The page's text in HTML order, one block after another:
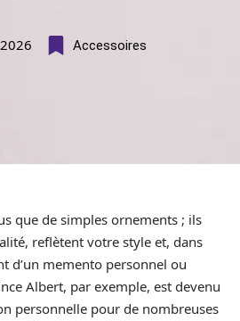
Accessoires
que de simples ornements ; ils
reflètent votre style et, dans
d’un memento personnel ou
Albert, par exemple, est devenu
personnelle pour de nombreuses